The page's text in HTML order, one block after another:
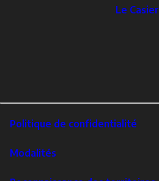
Le Casier
Footer
Corporate
Politique de confidentialité
Modalités